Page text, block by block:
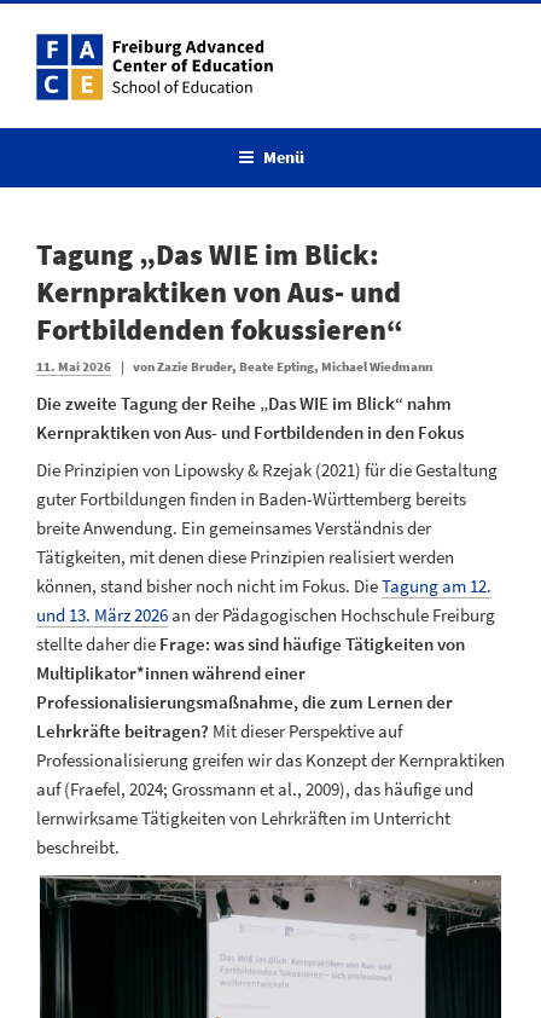
Menü
Tagung „Das WIE im Blick:
Kernpraktiken von Aus- und
Fortbildenden fokussieren“
11. Mai 2026 | vonZazie Bruder, Beate Epting, Michael Wiedmann
Die zweite Tagung der Reihe „Das WIE im Blick“ nahm
Kernpraktiken von Aus- und Fortbildenden in den Fokus
Die Prinzipien von Lipowsky & Rzejak (2021) für die Gestaltung
guter Fortbildungen finden in Baden-Württemberg bereits
breite Anwendung. Ein gemeinsames Verständnis der
Tätigkeiten, mit denen diese Prinzipien realisiert werden
können, stand bisher noch nicht im Fokus. DieTagung am 12.
und 13. März 2026an der Pädagogischen Hochschule Freiburg
stellte daher die Frage: was sind häufige Tätigkeiten von
Multiplikator*innen während einer
Professionalisierungsmaßnahme, die zum Lernen der
Lehrkräfte beitragen? Mit dieser Perspektive auf
Professionalisierung greifen wir das Konzept der Kernpraktiken
auf (Fraefel, 2024; Grossmann et al., 2009), das häufige und
lernwirksame Tätigkeiten von Lehrkräften im Unterricht
beschreibt.